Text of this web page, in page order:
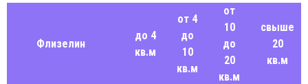
Флизелин
до 4
кв.м
от 4
до
10
кв.м
от
10
до
20
кв.м
свыше
20
кв.м